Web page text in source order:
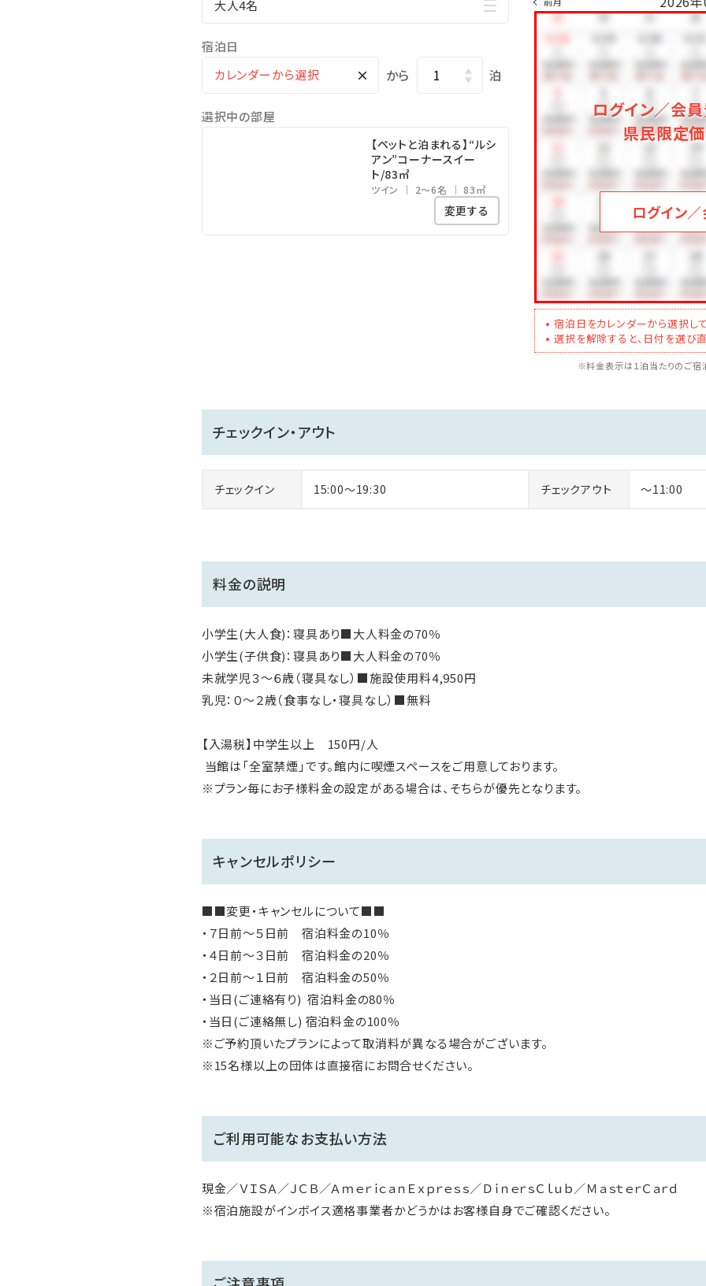
種類豊富なバイキングをご用意。彩り豊かな和洋の旬菜をお好きなだけお愉しみ下さい。
※お時間は日によって変更になる場合がございます。
名湯、霧島温泉を日本庭園と異国情緒の出会いがモチーフの多彩な湯処でご堪能頂けます。
大浴場の露天風呂からは日本庭園を眺めることができ、四季折々の風景をお愉しみ頂けます。
檜、岩、樽の趣き異なる３つの貸切風呂は全てが露天。
空いていれば無料で何度でもお愉しみいただけます。
大人4名
宿泊日
× から 泊
選択中の部屋
【ペットと泊まれる】“ルシ
アン”コーナースイー
ト/83㎡
ツイン 2～6名 83㎡
変更する
ログイン／会員
県民限定
ログイン
宿泊日をカレンダーから選択し
選択を解除すると、日付を選び直
※料金表示は１泊当たりのご宿
チェックイン・アウト
チェックイン 15:00～19:30 チェックアウト ～11:00
料金の説明
小学生(大人食)：寝具あり■大人料金の70％
小学生(子供食)：寝具あり■大人料金の70％
未就学児３～６歳（寝具なし）■施設使用料4,950円
乳児：０～２歳（食事なし・寝具なし）■無料
【入湯税】中学生以上 150円/人
当館は「全室禁煙」です。館内に喫煙スペースをご用意しております。
※プラン毎にお子様料金の設定がある場合は、そちらが優先となります。
キャンセルポリシー
■■変更・キャンセルについて■■
・７日前～５日前 宿泊料金の10％
・４日前～３日前 宿泊料金の20％
・２日前～１日前 宿泊料金の50％
・当日(ご連絡有り) 宿泊料金の80％
・当日(ご連絡無し) 宿泊料金の100％
※ご予約頂いたプランによって取消料が異なる場合がございます。
※15名様以上の団体は直接宿にお問合せください。
ご利用可能なお支払い方法
現金／ＶＩＳＡ／ＪＣＢ／ＡｍｅｒｉｃａｎＥｘｐｒｅｓｓ／ＤｉｎｅｒｓＣｌｕｂ／ＭａｓｔｅｒＣａｒｄ
※宿泊施設がインボイス適格事業者かどうかはお客様自身でご確認ください。